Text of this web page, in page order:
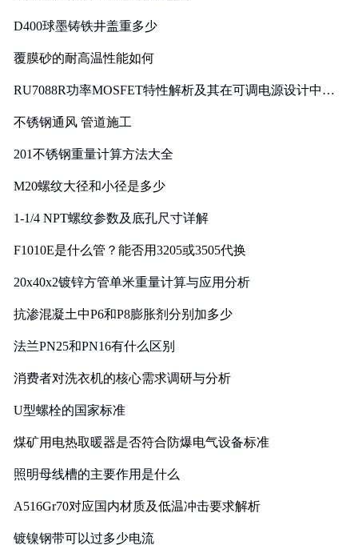
D400球墨铸铁井盖重多少
覆膜砂的耐高温性能如何
RU7088R功率MOSFET特性解析及其在可调电源设计中的
不锈钢通风 管道施工
201不锈钢重量计算方法大全
M20螺纹大径和小径是多少
1-1/4 NPT螺纹参数及底孔尺寸详解
F1010E是什么管？能否用3205或3505代换
20x40x2镀锌方管单米重量计算与应用分析
抗渗混凝土中P6和P8膨胀剂分别加多少
法兰PN25和PN16有什么区别
消费者对洗衣机的核心需求调研与分析
U型螺栓的国家标准
煤矿用电热取暖器是否符合防爆电气设备标准
照明母线槽的主要作用是什么
A516Gr70对应国内材质及低温冲击要求解析
镀镍钢带可以过多少电流